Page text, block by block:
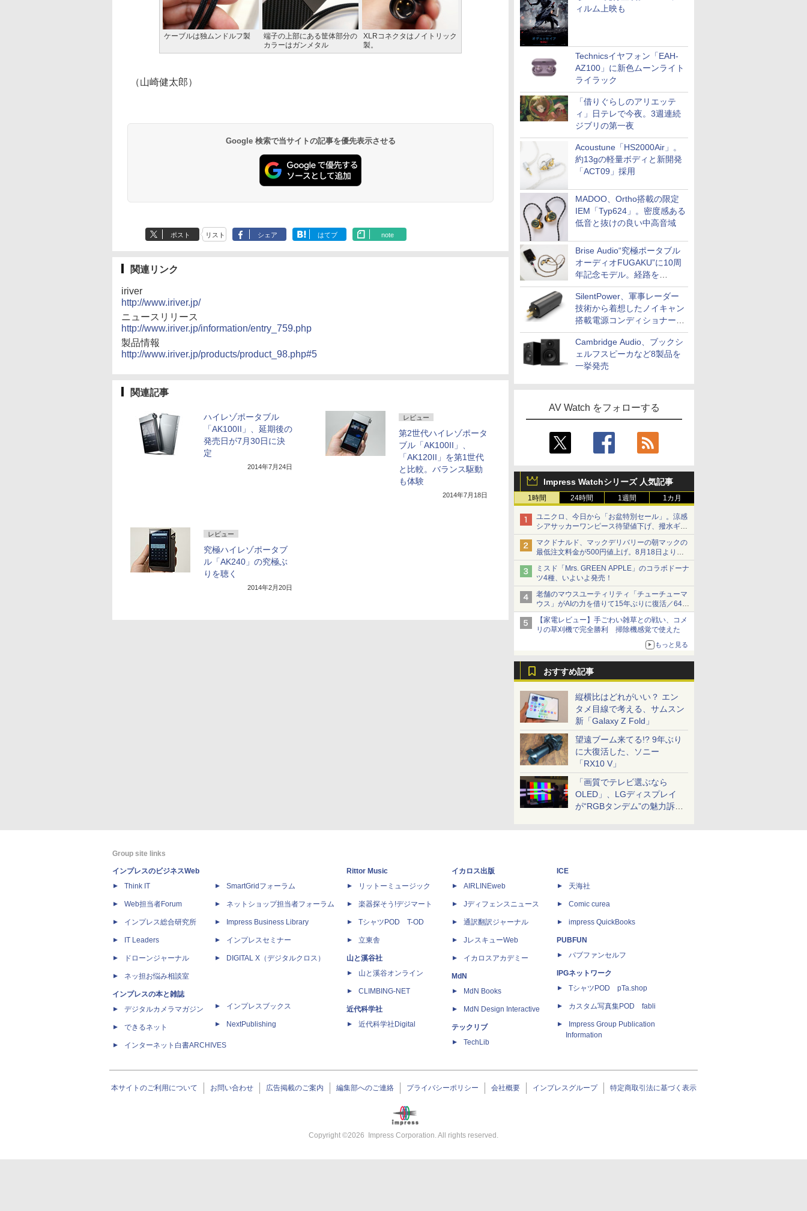
ィルム上映も
Technicsイヤフォン「EAH-
AZ100」に新色ムーンライト
ライラック
「借りぐらしのアリエッテ
ィ」日テレで今夜。3週連続
ジブリの第一夜
Acoustune「HS2000Air」。
約13gの軽量ボディと新開発
「ACT09」採用
MADOO、Ortho搭載の限定
IEM「Typ624」。密度感ある
低音と抜けの良い中高音域
Brise Audio“究極ポータブル
オーディオFUGAKU”に10周
年記念モデル。経路を
NISHIKIで統一。400万円
SilentPower、軍事レーダー
技術から着想したノイキャン
搭載電源コンディショナー
「AC iPurifier2」
Cambridge Audio、ブックシ
ェルフスピーカなど8製品を
一挙発売
AV Watch をフォローする
Impress Watchシリーズ 人気記事
1時間 24時間 1週間 1カ月
ユニクロ、今日から「お盆特別セール」。涼感
シアサッカーワンピース待望値下げ、撥水ギア
ショーツは1990円に
マクドナルド、マックデリバリーの朝マックの
最低注文料金が500円値上げ。8月18日より
1,500円から受付
ミスド「Mrs. GREEN APPLE」のコラボドーナ
ツ4種、いよいよ発売！
老舗のマウスユーティリティ「チューチューマ
ウス」がAIの力を借りて15年ぶりに復活／64bit
化、Windows 10/11、「Chrome」も走り回
る。復活記念で2026年末まで500円
【家電レビュー】手ごわい雑草との戦い、コメ
リの草刈機で完全勝利 掃除機感覚で使えた
もっと見る
おすすめ記事
縦横比はどれがいい？ エン
タメ目線で考える、サムスン
新「Galaxy Z Fold」
望遠ブーム来てる!? 9年ぶり
に大復活した、ソニー
「RX10 V」
「画質でテレビ選ぶなら
OLED」、LGディスプレイ
が“RGBタンデム”の魅力訴
ケーブルは独ムンドルフ製
端子の上部にある筐体部分の
カラーはガンメタル
XLRコネクタはノイトリック
製。
（山崎健太郎）
Google 検索で当サイトの記事を優先表示させる
ポスト リスト シェア はてブ note
関連リンク
iriver
http://www.iriver.jp/
ニュースリリース
http://www.iriver.jp/information/entry_759.php
製品情報
http://www.iriver.jp/products/product_98.php#5
関連記事
ハイレゾポータブル
「AK100II」、延期後の
発売日が7月30日に決
定
2014年7月24日
レビュー
第2世代ハイレゾポータ
ブル「AK100II」、
「AK120II」を第1世代
と比較。バランス駆動
も体験
2014年7月18日
レビュー
究極ハイレゾポータブ
ル「AK240」の究極ぶ
りを聴く
2014年2月20日
Group site links
インプレスのビジネスWeb
Think IT
Web担当者Forum
インプレス総合研究所
IT Leaders
ドローンジャーナル
ネッ担お悩み相談室
インプレスの本と雑誌
デジタルカメラマガジン
できるネット
インターネット白書ARCHIVES
SmartGridフォーラム
ネットショップ担当者フォーラム
Impress Business Library
インプレスセミナー
DIGITAL X（デジタルクロス）
インプレスブックス
NextPublishing
Rittor Music
リットーミュージック
楽器探そう!デジマート
TシャツPOD T-OD
立東舎
山と溪谷社
山と溪谷オンライン
CLIMBING-NET
近代科学社
近代科学社Digital
イカロス出版
AIRLINEweb
Jディフェンスニュース
通訳翻訳ジャーナル
JレスキューWeb
イカロスアカデミー
MdN
MdN Books
MdN Design Interactive
テックリブ
TechLib
ICE
天海社
Comic curea
impress QuickBooks
PUBFUN
パブファンセルフ
IPGネットワーク
TシャツPOD pTa.shop
カスタム写真集POD fabli
Impress Group Publication
Information
本サイトのご利用について お問い合わせ 広告掲載のご案内 編集部へのご連絡 プライバシーポリシー 会社概要 インプレスグループ 特定商取引法に基づく表示
Copyright ©2026 Impress Corporation. All rights reserved.